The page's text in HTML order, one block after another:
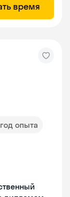
время
год опыта